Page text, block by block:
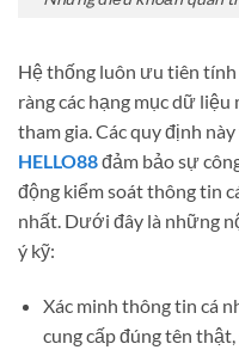
Hệ thống luôn ưu tiên
ràng các hạng mục dữ
tham gia. Các quy định
HELLO88đảm bảo sự
động kiểm soát thông tin
nhất. Dưới đây là những
ý kỹ:
Xác minh thông tin cá
cung cấp đúng tên